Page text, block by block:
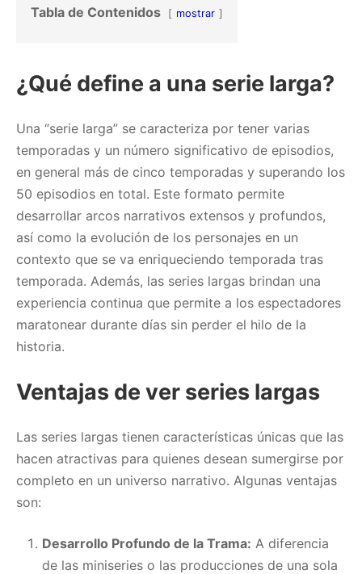
Tabla de Contenidos mostrar
¿Qué define a una serie larga?
Una “serie larga” se caracteriza por tener varias
temporadas y un número significativo de episodios,
en general más de cinco temporadas y superando los
50 episodios en total. Este formato permite
desarrollar arcos narrativos extensos y profundos,
así como la evolución de los personajes en un
contexto que se va enriqueciendo temporada tras
temporada. Además, las series largas brindan una
experiencia continua que permite a los espectadores
maratonear durante días sin perder el hilo de la
historia.
Ventajas de ver series largas
Las series largas tienen características únicas que las
hacen atractivas para quienes desean sumergirse por
completo en un universo narrativo. Algunas ventajas
son:
Desarrollo Profundo de la Trama: A diferencia
de las miniseries o las producciones de una sola